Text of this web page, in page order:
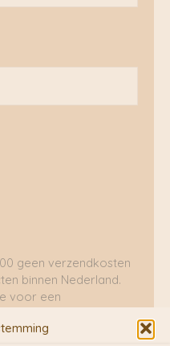
geen verzendkosten
binnen Nederland.
voor een